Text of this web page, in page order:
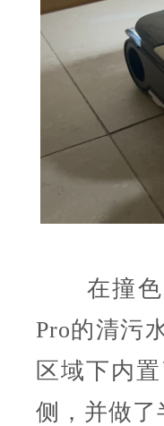
在撞色
Pro的清污
区域下内
侧，并做了